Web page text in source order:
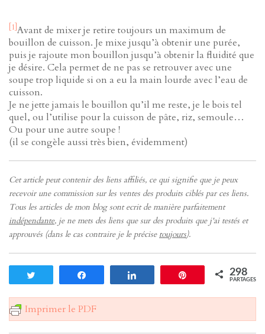
[1] Avant de mixer je retire toujours un maximum de
bouillon de cuisson. Je mixe jusqu’à obtenir une purée,
puis je rajoute mon bouillon jusqu’à obtenir la fluidité que
je désire. Cela permet de ne pas se retrouver avec une
soupe trop liquide si on a eu la main lourde avec l’eau de
cuisson.
Je ne jette jamais le bouillon qu’il me reste, je le bois tel
quel, ou l’utilise pour la cuisson de pâte, riz, semoule…
Ou pour une autre soupe !
(il se congèle aussi très bien, évidemment)
Cet article peut contenir des liens affiliés, ce qui signifie que je peux
recevoir une commission sur les ventes des produits ciblés par ces liens.
Tous les articles de mon blog sont ecrit de manière parfaitement
indépendante, je ne mets des liens que sur des produits que j'ai testés et
approuvés (dans le cas contraire je le précise toujours).
Enregistrer298
PARTAGES
Imprimer le PDF